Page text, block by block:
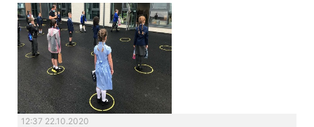
12:37 22.10.2020